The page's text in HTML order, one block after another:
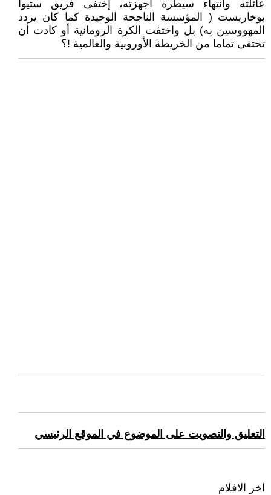
عائلته وانتهاء سيطرة أجهزته، إختفى فريق ستيوا
بوخاريست ( المؤسسة الناجحة الوحيدة كما كان يردد
المهووسين به) بل واختفت الكرة الرومانية أو كادت أن
تختفى تماما من الخريطة الأوروبية والعالمية !؟
التعليق والتصويت على الموضوع في الموقع الرئيسي
اخر الافلام